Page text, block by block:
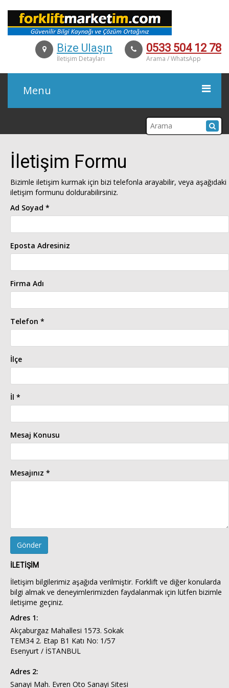
Bize Ulaşın
İletişim Detayları
0533 504 12 78
Arama / WhatsApp
Menu
ÜRÜNLER
İKİNCİ EL
KİRALAMA
FORKLİFT MARKALARI
İletişim Formu
Bizimle iletişim kurmak için bizi telefonla arayabilir, veya aşağıdaki
iletişim formunu doldurabilirsiniz.
Ad Soyad *
Eposta Adresiniz
Firma Adı
Telefon *
İlçe
İl *
Mesaj Konusu
Mesajınız *
Gönder
İLETİŞİM
İletişim bilgilerimiz aşağıda verilmiştir. Forklift ve diğer konularda
bilgi almak ve deneyimlerimizden faydalanmak için lütfen bizimle
iletişime geçiniz.
Adres 1:
Akçaburgaz Mahallesi 1573. Sokak
TEM34 2. Etap B1 Katı No: 1/57
Esenyurt / İSTANBUL
Adres 2:
Sanayi Mah. Evren Oto Sanayi Sitesi